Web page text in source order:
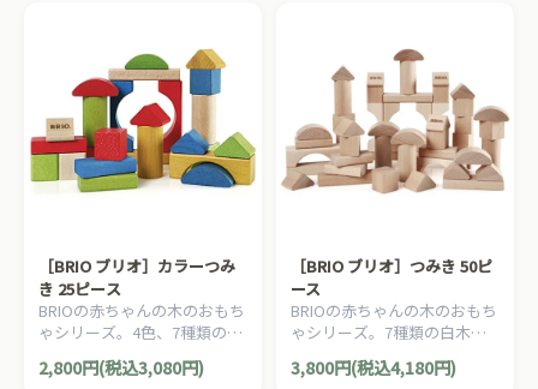
［BRIO ブリオ］カラーつみ
き 25ピース
BRIOの赤ちゃんの木のおもち
ゃシリーズ。4色、7種類のカ
ラー積み木25ピースセット。
積み木遊びは集中力、創造
2,800円(税込3,080円)
［BRIO ブリオ］つみき 50ピ
ース
BRIOの赤ちゃんの木のおもち
ゃシリーズ。7種類の白木の
積み木50ピースセット。積み
木遊びは集中力、創造力、注
3,800円(税込4,180円)